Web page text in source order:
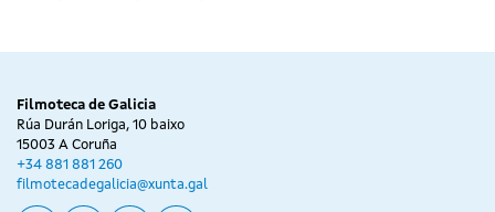
Filmoteca de Galicia
Rúa Durán Loriga, 10 baixo
15003 A Coruña
+34 881 881 260
filmotecadegalicia@xunta.gal